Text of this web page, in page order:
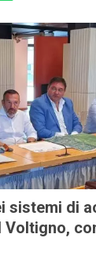
sistemi di
Voltigno,